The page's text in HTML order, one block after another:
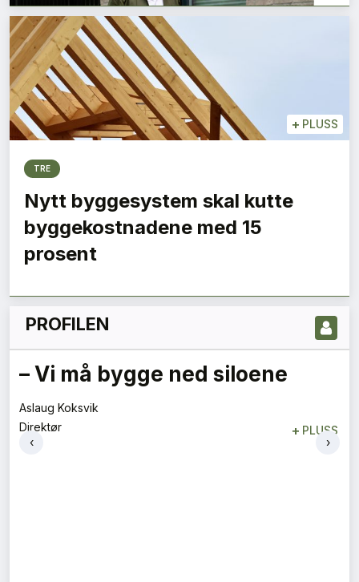
LES NYESTE UTGIVELSE HER
+ PLUSS
TRE
Nytt byggesystem skal kutte
byggekostnadene med 15
prosent
PROFILEN
Flygelederen som ble best på
bakken
Tore Tveit
‹ ›